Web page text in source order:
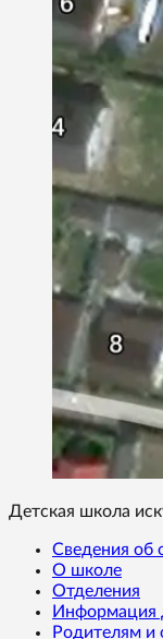
Детская школа
Сведения об
О школе
Отделения
Информация
Родителям